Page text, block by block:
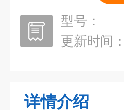
型号：
更新时间：
详情介绍